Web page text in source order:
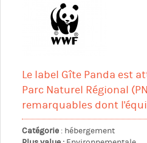
Le label Gîte Panda est
Parc Naturel Régional
remarquables dont
Catégorie : hébergement